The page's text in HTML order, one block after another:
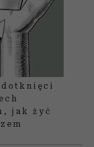
dotknięci
jak żyć